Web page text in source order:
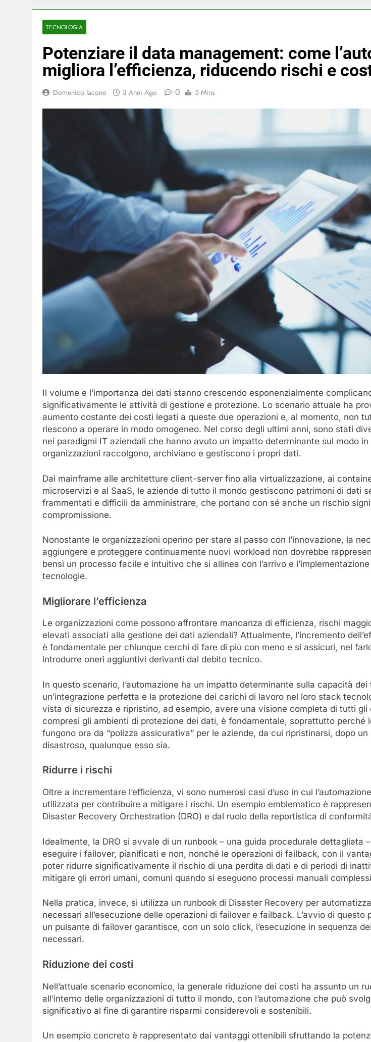
TECNOLOGIA
Potenziare il data management: come
migliora l’efficienza, riducendo rischi e
Domenico Iacono 3 Anni Ago 0 5 Mins
Il volume e l’importanza dei dati stanno crescendo esponenzialmente
significativamente le attività di gestione e protezione. Lo scenario attuale ha
aumento costante dei costi legati a queste due operazioni e, al momento, non
riescono a operare in modo omogeneo. Nel corso degli ultimi anni, sono stati
nei paradigmi IT aziendali che hanno avuto un impatto determinante sul modo in
organizzazioni raccolgono, archiviano e gestiscono i propri dati.
Dai mainframe alle architetture client-server fino alla virtualizzazione, ai
microservizi e al SaaS, le aziende di tutto il mondo gestiscono patrimoni di dati
frammentati e difficili da amministrare, che portano con sé anche un rischio
compromissione.
Nonostante le organizzazioni operino per stare al passo con l’innovazione, la
aggiungere e proteggere continuamente nuovi workload non dovrebbe
bensì un processo facile e intuitivo che si allinea con l’arrivo e
tecnologie.
Migliorare l’efficienza
Le organizzazioni come possono affrontare mancanza di efficienza, rischi
elevati associati alla gestione dei dati aziendali? Attualmente, l’incremento
è fondamentale per chiunque cerchi di fare di più con meno e si assicuri, nel
introdurre oneri aggiuntivi derivanti dal debito tecnico.
In questo scenario, l’automazione ha un impatto determinante sulla capacità
un’integrazione perfetta e la protezione dei carichi di lavoro nel loro stack
vista di sicurezza e ripristino, ad esempio, avere una visione completa di tutti gli
compresi gli ambienti di protezione dei dati, è fondamentale, soprattutto perché
fungono ora da “polizza assicurativa” per le aziende, da cui ripristinarsi, dopo
disastroso, qualunque esso sia.
Ridurre i rischi
Oltre a incrementare l’efficienza, vi sono numerosi casi d’uso in cui
utilizzata per contribuire a mitigare i rischi. Un esempio emblematico è
Disaster Recovery Orchestration (DRO) e dal ruolo della reportistica di
Idealmente, la DRO si avvale di un runbook – una guida procedurale dettagliata
eseguire i failover, pianificati e non, nonché le operazioni di failback, con il
poter ridurre significativamente il rischio di una perdita di dati e di periodi di
mitigare gli errori umani, comuni quando si eseguono processi manuali
Nella pratica, invece, si utilizza un runbook di Disaster Recovery per
necessari all’esecuzione delle operazioni di failover e failback. L’avvio di questo
un pulsante di failover garantisce, con un solo click, l’esecuzione in sequenza
necessari.
Riduzione dei costi
Nell’attuale scenario economico, la generale riduzione dei costi ha assunto un
all’interno delle organizzazioni di tutto il mondo, con l’automazione che può
significativo al fine di garantire risparmi considerevoli e sostenibili.
Un esempio concreto è rappresentato dai vantaggi ottenibili sfruttando la